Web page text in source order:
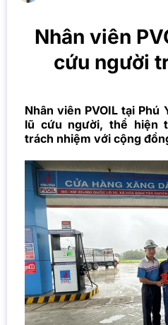
Nhân viên
cứu người
Nhân viên PVOIL tại Phú
lũ cứu người, thể hiện
trách nhiệm với cộng